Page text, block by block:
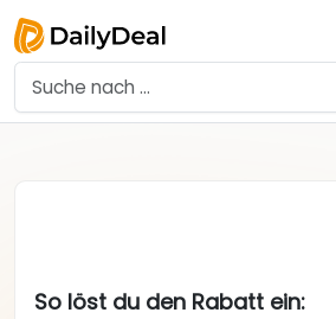
So löst du den Rabatt ein: